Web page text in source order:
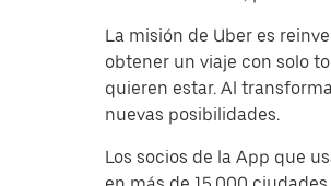
La misión de Uber es
obtener un viaje con solo
quieren estar. Al
nuevas posibilidades.
Los socios de la App que